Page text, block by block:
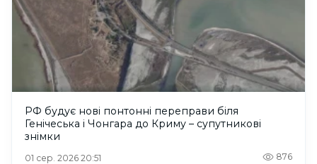
РФ будує нові понтонні переправи біля
Генічеська і Чонгара до Криму – супутникові
знімки
01 сер. 2026 20:51 876